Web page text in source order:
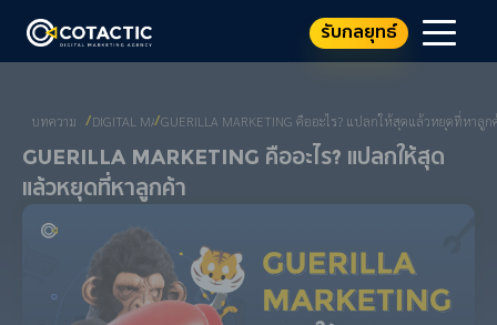
รับกลยุทธ์
บทความ / DIGITAL MARKETING
/GUERILLA MARKETING คืออะไร? แปลกให้สุดแล้วหยุดที่หาลูก
Guerilla Marketing คืออะไร? แปลกให้สุด
แล้วหยุดที่หาลูกค้า